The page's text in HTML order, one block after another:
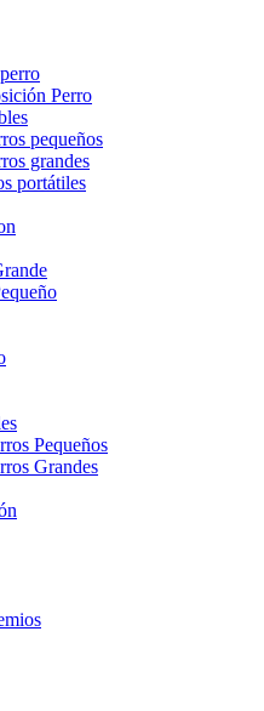
Perro
pequeños
grandes
portátiles
Pequeños
Grandes